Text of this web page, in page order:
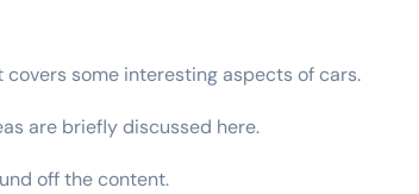
some interesting aspects of cars.
are briefly discussed here.
off the content.